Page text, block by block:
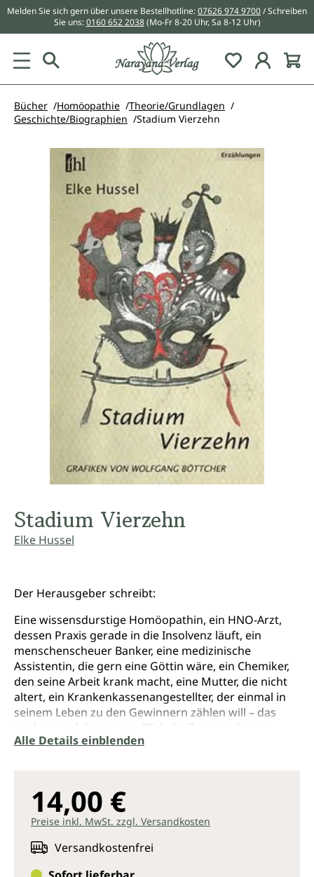
springen
Melden Sie sich gern über unsere Bestellhotline:07626 974 9700/ Schreiben
Sie uns:0160 652 2038 (Mo-Fr 8-20 Uhr, Sa 8-12 Uhr)
Du hast 0
Bücher Homöopathie
Theorie/Grundlagen
Geschichte/Biographien
Stadium Vierzehn
Bildergalerie überspringen
Stadium Vierzehn
Elke Hussel
Der Herausgeber schreibt:
Eine wissensdurstige Homöopathin, ein HNO-Arzt,
dessen Praxis gerade in die Insolvenz läuft, ein
menschenscheuer Banker, eine medizinische
Assistentin, die gern eine Göttin wäre, ein Chemiker,
den seine Arbeit krank macht, eine Mutter, die nicht
altert, ein Krankenkassenangestellter, der einmal in
seinem Leben zu den Gewinnern zählen will – das
sind nur auf den ersten Blick die Zutaten dieser
Erzählung. Sie alle spielen ihre Rolle und fühlen sich
Fassaden unserer hoch differenzierten Wirklichkeit
und fügt lang schon verstreute Puzzleteile wieder
zusammen. Behutsam entspinnt sich ein anderes
Denkmodell, das Gedanken und Wissen
Alle Details einblenden
14,00 €
Preise inkl. MwSt. zzgl. Versandkosten
Versandkostenfrei